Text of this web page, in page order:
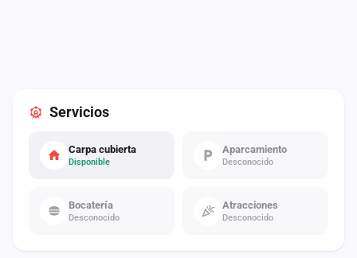
Servicios
Carpa cubierta
Disponible
Aparcamiento
Desconocido
Bocatería
Desconocido
Atracciones
Desconocido